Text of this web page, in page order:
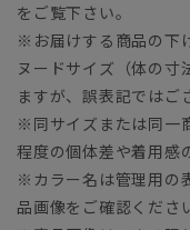
をご覧下さい。
※お届けする商品の下
ヌードサイズ（体の寸
ますが、誤表記ではご
※同サイズまたは同一
程度の個体差や着用感
※カラー名は管理用の
品画像をご確認くださ